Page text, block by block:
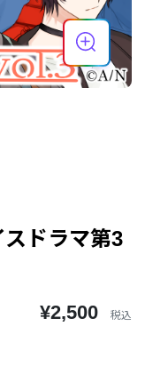
ドラマ第3
¥2,500 税込